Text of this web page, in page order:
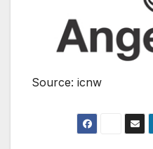
Source: icnw